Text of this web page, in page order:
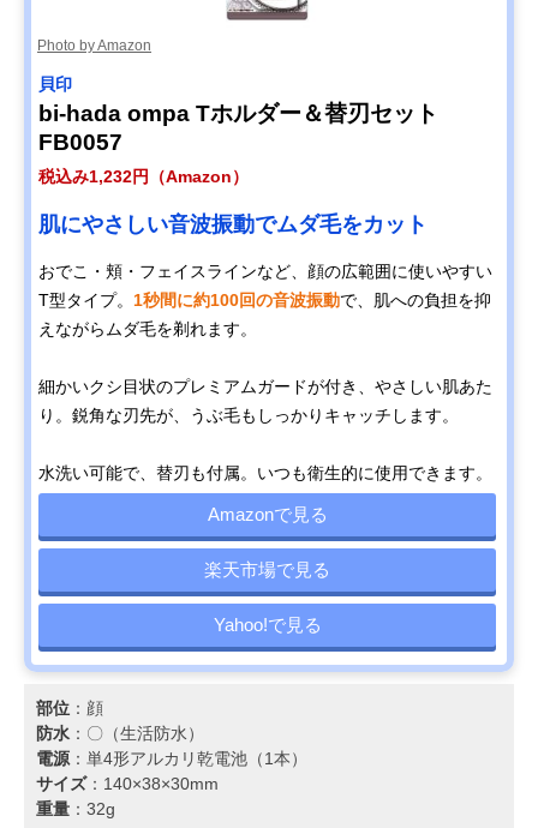
Photo by Amazon
貝印
bi-hada ompa Tホルダー＆替刃セット
FB0057
税込み1,232円（Amazon）
肌にやさしい音波振動でムダ毛をカット
おでこ・頬・フェイスラインなど、顔の広範囲に使いやすい
T型タイプ。 1秒間に約100回の音波振動で、肌への負担を抑
えながらムダ毛を剃れます。
細かいクシ目状のプレミアムガードが付き、やさしい肌あた
り。鋭角な刃先が、うぶ毛もしっかりキャッチします。
水洗い可能で、替刃も付属。いつも衛生的に使用できます。
Amazonで見る
楽天市場で見る
Yahoo!で見る
部位 ：顔
防水 ：〇（生活防水）
電源：単4形アルカリ乾電池（1本）
サイズ：140×38×30mm
重量 ：32g